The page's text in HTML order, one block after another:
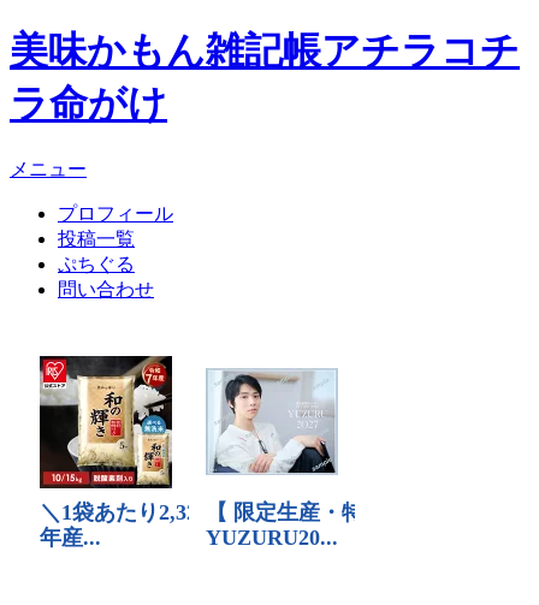
美味かもん雑記帳アチラコチ
ラ命がけ
メニュー
プロフィール
投稿一覧
ぷちぐる
問い合わせ